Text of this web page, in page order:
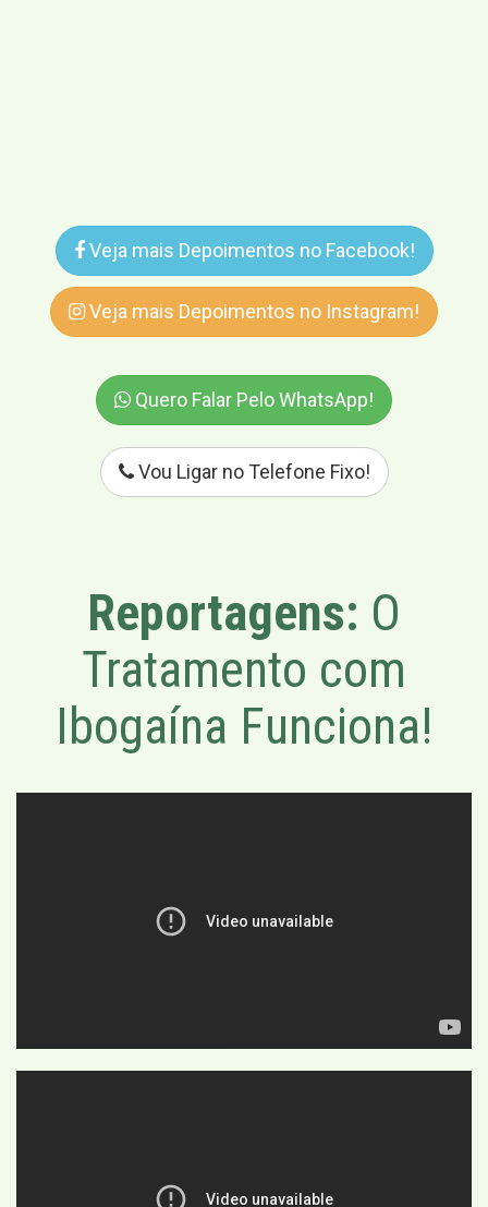
Veja mais Depoimentos no Facebook!
Veja mais Depoimentos no Instagram!
Quero Falar Pelo WhatsApp!
Vou Ligar no Telefone Fixo!
Reportagens: O
Tratamento com
Ibogaína Funciona!